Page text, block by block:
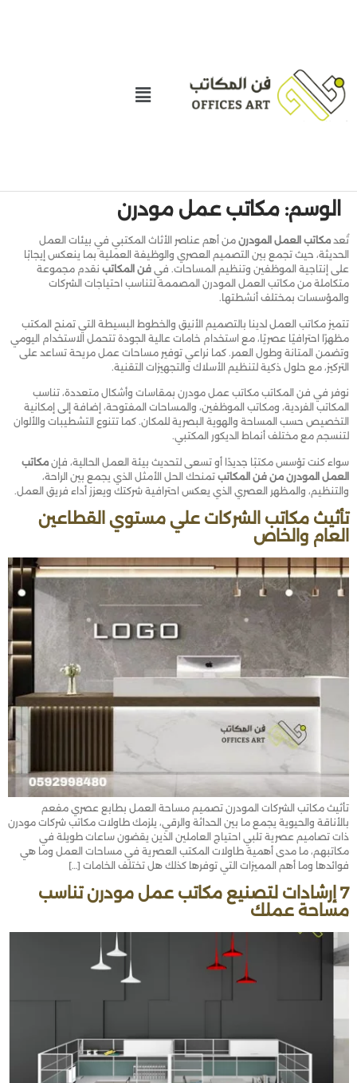
الوسم: مكاتب عمل مودرن
تُعد مكاتب العمل المودرن من أهم عناصر الأثاث المكتبي في بيئات العمل
الحديثة، حيث تجمع بين التصميم العصري والوظيفة العملية بما ينعكس إيجابًا
على إنتاجية الموظفين وتنظيم المساحات. في فن المكاتب نقدم مجموعة
متكاملة من مكاتب العمل المودرن المصممة لتناسب احتياجات الشركات
والمؤسسات بمختلف أنشطتها.
تتميز مكاتب العمل لدينا بالتصميم الأنيق والخطوط البسيطة التي تمنح المكتب
مظهرًا احترافيًا عصريًا، مع استخدام خامات عالية الجودة تتحمل الاستخدام اليومي
وتضمن المتانة وطول العمر. كما نراعي توفير مساحات عمل مريحة تساعد على
التركيز، مع حلول ذكية لتنظيم الأسلاك والتجهيزات التقنية.
نوفر في فن المكاتب مكاتب عمل مودرن بمقاسات وأشكال متعددة، تناسب
المكاتب الفردية، ومكاتب الموظفين، والمساحات المفتوحة، إضافة إلى إمكانية
التخصيص حسب المساحة والهوية البصرية للمكان. كما تتنوع التشطيبات والألوان
لتنسجم مع مختلف أنماط الديكور المكتبي.
سواء كنت تؤسس مكتبًا جديدًا أو تسعى لتحديث بيئة العمل الحالية، فإن مكاتب
العمل المودرن من فن المكاتب تمنحك الحل الأمثل الذي يجمع بين الراحة،
والتنظيم، والمظهر العصري الذي يعكس احترافية شركتك ويعزز أداء فريق العمل.
تأثيث مكاتب الشركات علي مستوي القطاعين
العام والخاص
تأثيث مكاتب الشركات المودرن تصميم مساحة العمل بطابع عصري مفعم
بالأناقة والحيوية يجمع ما بين الحداثة والرقي، يلزمك طاولات مكاتب شركات مودرن
ذات تصاميم عصرية تلبي احتياج العاملين الذين يقضون ساعات طويلة في
مكاتبهم، ما مدى أهمية طاولات المكتب العصرية في مساحات العمل وما هي
فوائدها وما أهم المميزات التي توفرها كذلك هل تختلف الخامات […]
7 إرشادات لتصنيع مكاتب عمل مودرن تناسب
مساحة عملك